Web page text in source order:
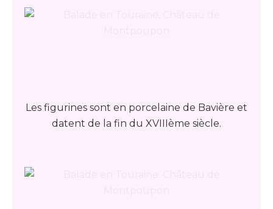
Les figurines sont en porcelaine de Bavière et
datent de la fin du XVIIIème siècle.